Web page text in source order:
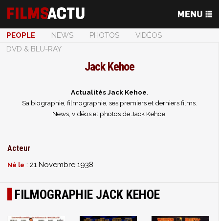
PEOPLE NEWS PHOTOS
VIDÉOS
DVD & BLU-RAY
Jack Kehoe
Actualités Jack Kehoe
Sa biographie, filmographie, ses premiers et derniers films.
News, vidéos et photos de Jack Kehoe.
Acteur
Né le : 21 Novembre 1938
FILMOGRAPHIE JACK KEHOE